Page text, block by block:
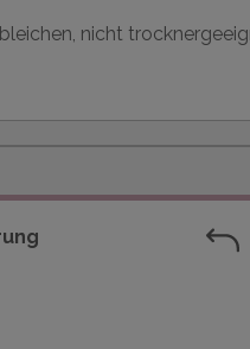
nicht